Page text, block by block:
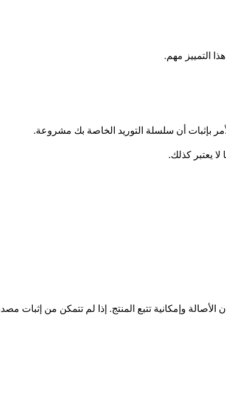
التمييز مهم.
بإثبات أن سلسلة التوريد الخاصة بك مشروعة.
يعتبر كذلك.
الأصالة وإمكانية تتبع المنتج. إذا لم تتمكن من